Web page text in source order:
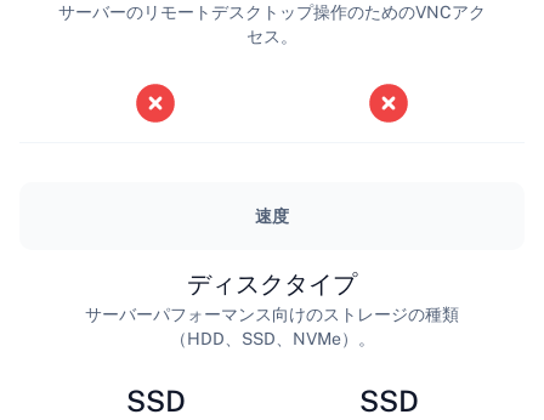
サーバーのリモートデスクトップ操作のためのVNCアク
セス。
速度
SSD
ディスクタイプ
サーバーパフォーマンス向けのストレージの種類
（HDD、SSD、NVMe）。
SSD